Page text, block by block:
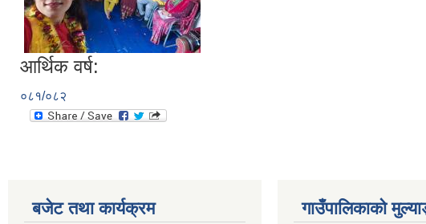
आर्थिक वर्ष:
०८१/०८२
बजेट तथा कार्यक्रम गाउँपालिकाको